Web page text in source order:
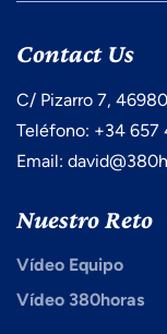
Contact Us
C/ Pizarro 7,
Teléfono: +34 657
Email:
Nuestro Reto
Vídeo Equipo
Vídeo 380horas